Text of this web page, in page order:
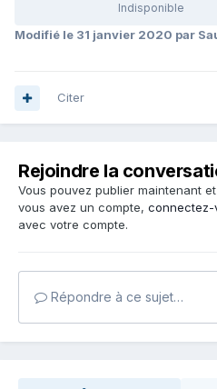
Indisponible
Modifié le 31 janvier 2020 par
Citer
Rejoindre la
Vous pouvez publier maintenant
vous avez un compte, connectez-
avec votre compte.
Répondre à ce sujet…